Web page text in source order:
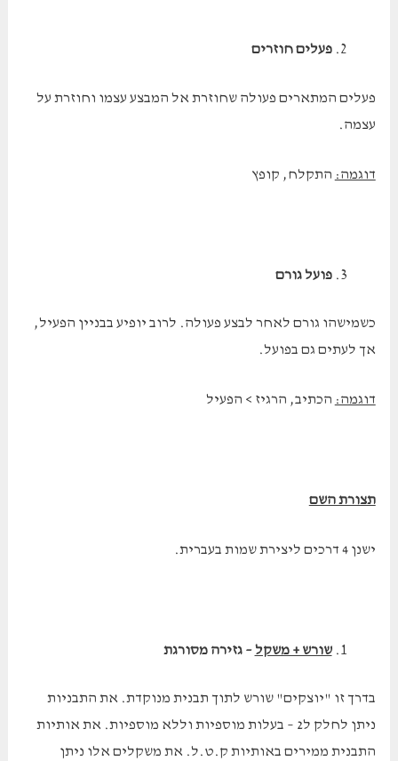
פעלים חוזרים
פעלים המתארים פעולה שחוזרת אל המבצע עצמו וחוזרת על
עצמה.
דוגמה: התקלח, קופץ
פועל גורם
כשמישהו גורם לאחר לבצע פעולה. לרוב יופיע בבניין הפעיל,
אך לעתים גם בפועל.
דוגמה: הכתיב, הרגיז > הפעיל
תצורת השם
ישנן 4 דרכים ליצירת שמות בעברית.
שורש + משקל– גזירה מסורגת
בדרך זו "יוצקים" שורש לתוך תבנית מנוקדת. את התבניות
ניתן לחלק ל2 – בעלות מוספיות וללא מוספיות. את אותיות
התבנית ממירים באותיות ק.ט.ל. את משקלים אלו ניתן